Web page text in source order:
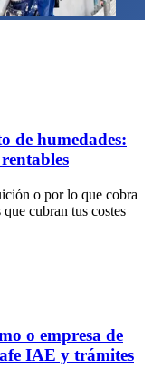
de humedades:
o por lo que cobra
cubran tus costes
o empresa de
IAE y trámites